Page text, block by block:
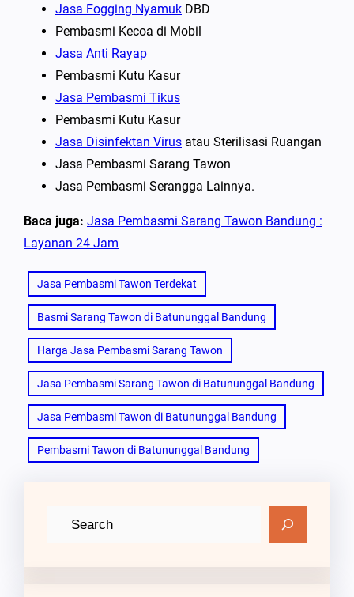
Jasa Fogging Nyamuk DBD
Pembasmi Kecoa di Mobil
Jasa Anti Rayap
Pembasmi Kutu Kasur
Jasa Pembasmi Tikus
Pembasmi Kutu Kasur
Jasa Disinfektan Virus atau Sterilisasi Ruangan
Jasa Pembasmi Sarang Tawon
Jasa Pembasmi Serangga Lainnya.
Baca juga: Jasa Pembasmi Sarang Tawon Bandung :
Layanan 24 Jam
Jasa Pembasmi Tawon Terdekat
Basmi Sarang Tawon di Batununggal Bandung
Harga Jasa Pembasmi Sarang Tawon
Jasa Pembasmi Sarang Tawon di Batununggal Bandung
Jasa Pembasmi Tawon di Batununggal Bandung
Pembasmi Tawon di Batununggal Bandung